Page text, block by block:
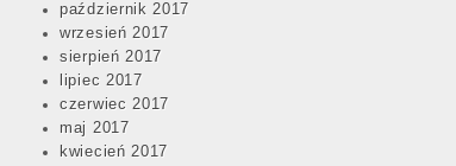
październik 2017
wrzesień 2017
sierpień 2017
lipiec 2017
czerwiec 2017
maj 2017
kwiecień 2017